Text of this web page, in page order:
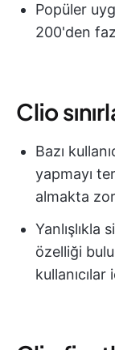
Popüler
200'den
Clio
Bazı
yapmayı
almakta
Yanlışlıkla
özelliği